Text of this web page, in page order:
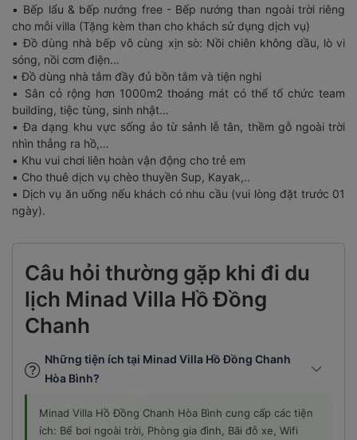
▪️ Bếp lẩu & bếp nướng free - Bếp nướng than ngoài trời riêng
cho mỗi villa (Tặng kèm than cho khách sử dụng dịch vụ)
▪️ Đồ dùng nhà bếp vô cùng xịn sò: Nồi chiên không dầu, lò vi
sóng, nồi cơm điện…
▪️ Đồ dùng nhà tắm đầy đủ bồn tắm và tiện nghi
▪️ Sân cỏ rộng hơn 1000m2 thoáng mát có thể tổ chức team
building, tiệc tùng, sinh nhật…
▪️ Đa dạng khu vực sống ảo từ sảnh lễ tân, thềm gỗ ngoài trời
nhìn thẳng ra hồ,…
▪️ Khu vui chơi liên hoàn vận động cho trẻ em
▪️ Cho thuê dịch vụ chèo thuyền Sup, Kayak,..
▪️ Dịch vụ ăn uống nếu khách có nhu cầu (vui lòng đặt trước 01
ngày).
Câu hỏi thường gặp khi đi du
lịch Minad Villa Hồ Đồng
Chanh
Những tiện ích tại Minad Villa Hồ Đồng Chanh
Hòa Bình?
Minad Villa Hồ Đồng Chanh Hòa Bình cung cấp các tiện
ích: Bể bơi ngoài trời, Phòng gia đình, Bãi đỗ xe, Wifi